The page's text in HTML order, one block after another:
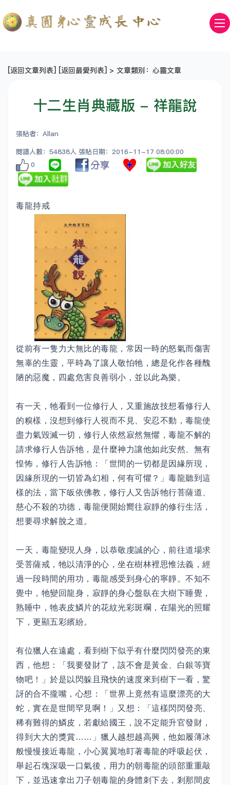
[返回文章列表] [返回最愛列表] > 文章類別：心靈文章
十二生肖典藏版 - 祥龍說
張貼者：Allan
閱讀人數：54838人 張貼日期：2016-11-17 08:00:00
0
毒龍持戒
從前有一隻力大無比的毒龍，常因一時的怒氣而傷害
無辜的生靈，平時為了讓人敬怕牠，總是化作各種醜
陋的惡魔，四處危害良善弱小，並以此為樂。
有一天，牠看到一位修行人，又重施故技想看修行人
的糗樣，沒想到修行人視而不見、安忍不動，毒龍使
盡力氣毀滅一切，修行人依然寂然無懼，毒龍不解的
請求修行人告訴牠，是什麼神力讓他如此安然、無有
惶怖，修行人告訴牠：「世間的一切都是因緣所現，
因緣所現的一切皆為幻相，何有可懼？」毒龍聽到這
樣的法，當下皈依佛教，修行人又告訴牠行菩薩道、
慈心不殺的功德，毒龍便開始嚮往寂靜的修行生活，
想要尋求解脫之道。
一天，毒龍變現人身，以恭敬虔誠的心，前往道場求
受菩薩戒，牠以清淨的心，坐在樹林裡思惟法義，經
過一段時間的用功，毒龍感受到身心的寧靜。不知不
覺中，牠變回龍身，寂靜的身心盤臥在大樹下睡覺，
熟睡中，牠表皮鱗片的花紋光彩斑斕，在陽光的照耀
下，更顯五彩繽紛。
有位獵人在遠處，看到樹下似乎有什麼閃閃發亮的東
西，他想：「我要發財了，該不會是黃金、白銀等寶
物吧！」於是以閃躲且飛快的速度來到樹下一看，驚
訝的合不攏嘴，心想：「世界上竟然有這麼漂亮的大
蛇，實在是世間罕見啊！」又想：「這樣閃閃發亮、
稀有難得的鱗皮，若獻給國王，說不定能升官發財，
得到大大的獎賞……」獵人越想越高興，他如履薄冰
般慢慢接近毒龍，小心翼翼地盯著毒龍的呼吸起伏，
舉起石塊深吸一口氣後，用力的朝毒龍的頭部重重敲
下，並迅速拿出刀子朝毒龍的身體刺下去，剎那間皮